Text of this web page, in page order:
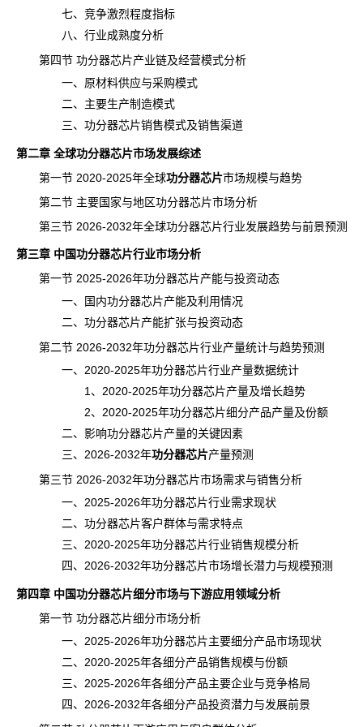
七、竞争激烈程度指标
八、行业成熟度分析
第四节 功分器芯片产业链及经营模式分析
一、原材料供应与采购模式
二、主要生产制造模式
三、功分器芯片销售模式及销售渠道
第二章 全球功分器芯片市场发展综述
第一节 2020-2025年全球功分器芯片市场规模与趋势
第二节 主要国家与地区功分器芯片市场分析
第三节 2026-2032年全球功分器芯片行业发展趋势与前景预测
第三章 中国功分器芯片行业市场分析
第一节 2025-2026年功分器芯片产能与投资动态
一、国内功分器芯片产能及利用情况
二、功分器芯片产能扩张与投资动态
第二节 2026-2032年功分器芯片行业产量统计与趋势预测
一、2020-2025年功分器芯片行业产量数据统计
1、2020-2025年功分器芯片产量及增长趋势
2、2020-2025年功分器芯片细分产品产量及份额
二、影响功分器芯片产量的关键因素
三、2026-2032年功分器芯片产量预测
第三节 2026-2032年功分器芯片市场需求与销售分析
一、2025-2026年功分器芯片行业需求现状
二、功分器芯片客户群体与需求特点
三、2020-2025年功分器芯片行业销售规模分析
四、2026-2032年功分器芯片市场增长潜力与规模预测
第四章 中国功分器芯片细分市场与下游应用领域分析
第一节 功分器芯片细分市场分析
一、2025-2026年功分器芯片主要细分产品市场现状
二、2020-2025年各细分产品销售规模与份额
三、2025-2026年各细分产品主要企业与竞争格局
四、2026-2032年各细分产品投资潜力与发展前景